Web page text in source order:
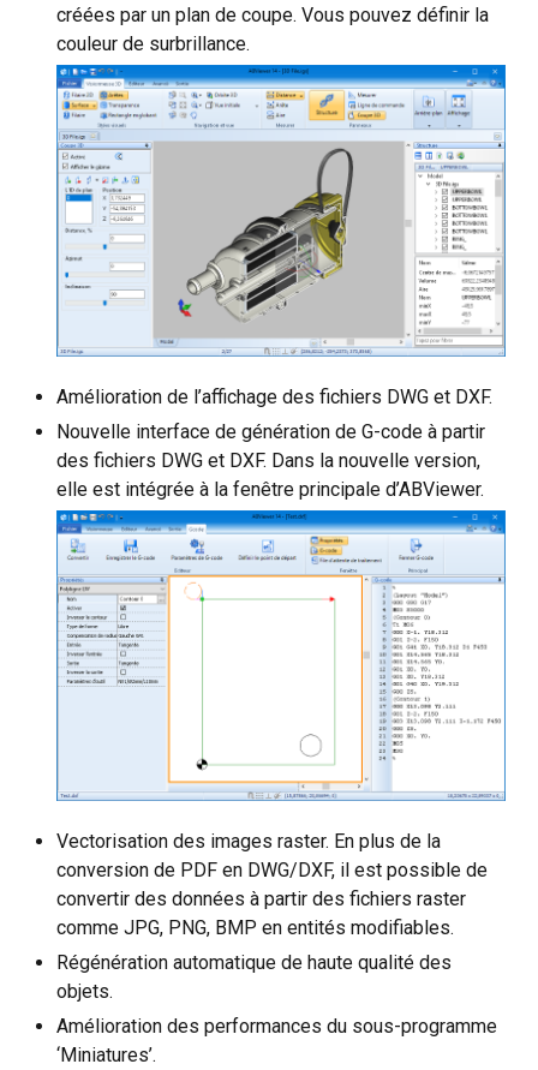
créées par un plan de coupe. Vous pouvez définir la
couleur de surbrillance.
Amélioration de l’affichage des fichiers DWG et DXF.
Nouvelle interface de génération de G-code à partir
des fichiers DWG et DXF. Dans la nouvelle version,
elle est intégrée à la fenêtre principale d’ABViewer.
Vectorisation des images raster. En plus de la
conversion de PDF en DWG/DXF, il est possible de
convertir des données à partir des fichiers raster
comme JPG, PNG, BMP en entités modifiables.
Régénération automatique de haute qualité des
objets.
Amélioration des performances du sous-programme
‘Miniatures’.